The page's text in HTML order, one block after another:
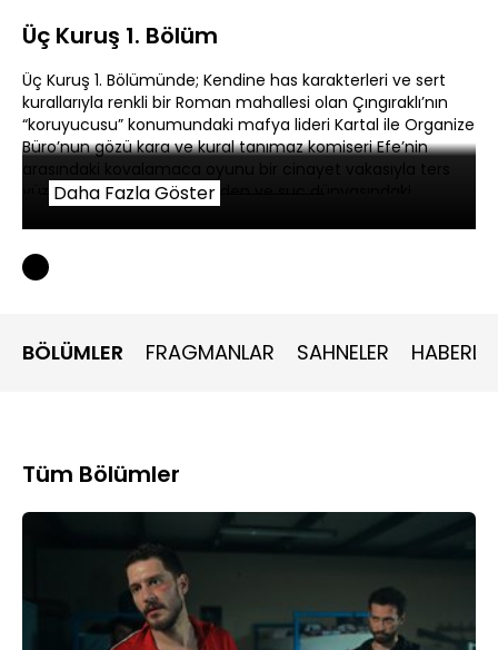
Üç Kuruş 1. Bölüm
Üç Kuruş 1. Bölümünde; Kendine has karakterleri ve sert
kurallarıyla renkli bir Roman mahallesi olan Çıngıraklı’nın
“koruyucusu” konumundaki mafya lideri Kartal ile Organize
Büro’nun gözü kara ve kural tanımaz komiseri Efe’nin
arasındaki kovalamaca oyunu bir cinayet vakasıyla ters
yüz olur. Emniyet güçlerinden ve suç dünyasındaki
katille kesişir.
Daha Fazla Göster
BÖLÜMLER FRAGMANLAR SAHNELER
Tüm Bölümler